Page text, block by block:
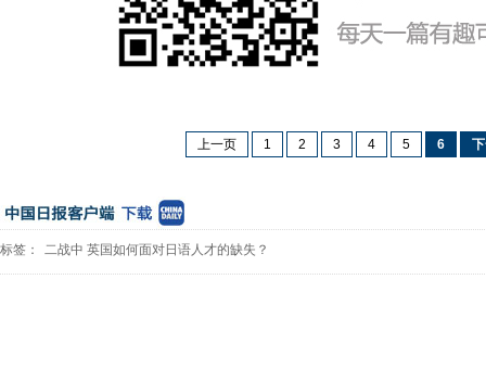
上一页 1 2 3 4 5 6
标签： 二战中 英国如何面对日语人才的缺失？